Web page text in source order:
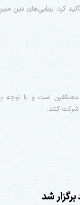
کرد: زیبایی‌های دین
معتکفین است و با توجه
شد